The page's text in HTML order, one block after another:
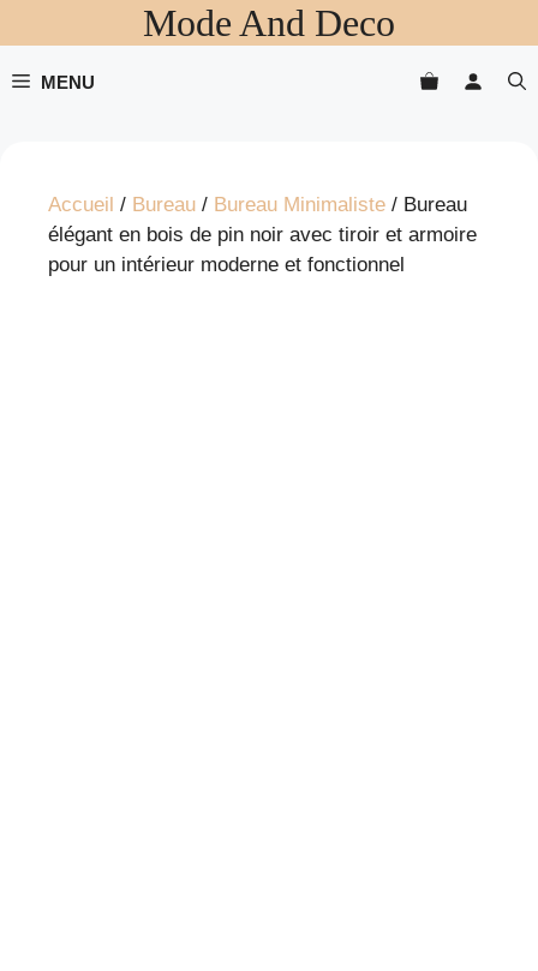
au
contenu
Mode And Deco
MENU
Accueil / Bureau / Bureau Minimaliste / Bureau
élégant en bois de pin noir avec tiroir et armoire
pour un intérieur moderne et fonctionnel